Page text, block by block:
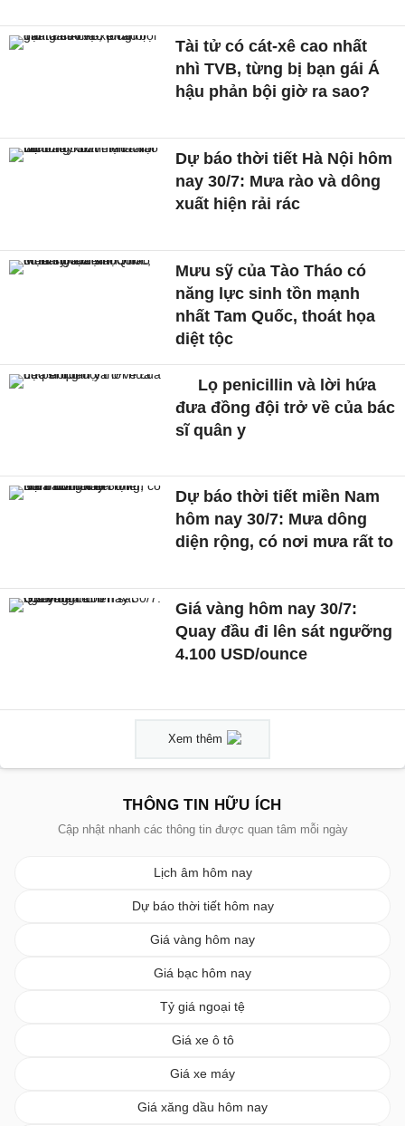
Tài tử có cát-xê cao nhất
nhì TVB, từng bị bạn gái Á
hậu phản bội giờ ra sao?
Dự báo thời tiết Hà Nội hôm
nay 30/7: Mưa rào và dông
xuất hiện rải rác
Mưu sỹ của Tào Tháo có
năng lực sinh tồn mạnh
nhất Tam Quốc, thoát họa
diệt tộc
Lọ penicillin và lời hứa
đưa đồng đội trở về của bác
sĩ quân y
Dự báo thời tiết miền Nam
hôm nay 30/7: Mưa dông
diện rộng, có nơi mưa rất to
Giá vàng hôm nay 30/7:
Quay đầu đi lên sát ngưỡng
4.100 USD/ounce
Xem thêm
THÔNG TIN HỮU ÍCH
Cập nhật nhanh các thông tin được quan tâm mỗi ngày
Lịch âm hôm nay
Dự báo thời tiết hôm nay
Giá vàng hôm nay
Giá bạc hôm nay
Tỷ giá ngoại tệ
Giá xe ô tô
Giá xe máy
Giá xăng dầu hôm nay